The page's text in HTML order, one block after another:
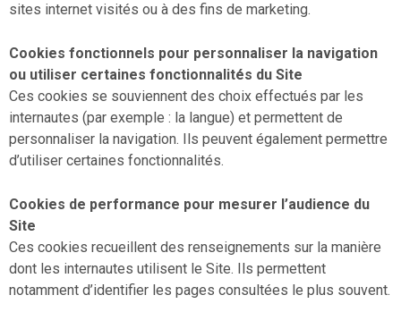
sites internet visités ou à des fins de marketing.
Cookies fonctionnels pour personnaliser la navigation
ou utiliser certaines fonctionnalités du Site
Ces cookies se souviennent des choix effectués par les
internautes (par exemple : la langue) et permettent de
personnaliser la navigation. Ils peuvent également permettre
d’utiliser certaines fonctionnalités.
Cookies de performance pour mesurer l’audience du
Site
Ces cookies recueillent des renseignements sur la manière
dont les internautes utilisent le Site. Ils permettent
notamment d’identifier les pages consultées le plus souvent.